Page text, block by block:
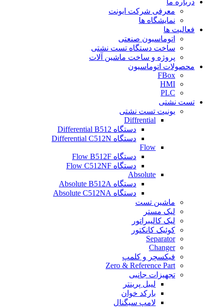
درباره ما
معرفی شرکت ایونت
نمایشگاه ها
فعالیت ها
اتوماسیون صنعتی
ساخت دستگاه تست نشتی
پروژه و ساخت ماشین آلات
محصولات اتوماسیون
FBox
HMI
PLC
تست نشتی
یونیت تست نشتی
Diffrential
دستگاه Differential B512
دستگاه Differential C512N
Flow
دستگاه Flow B512F
دستگاه Flow C512NF
Absolute
دستگاه Absolute B512A
دستگاه Absolute C512NA
ماشین تست
لیک مستر
لیک کالیبراتور
کوئیک کانکتور
Separator
Changer
فیکسچر و کلمپ
Zero & Reference Part
تجهیزات جانبی
لیبل پرینتر
بارکد خوان
لامپ سیگنال